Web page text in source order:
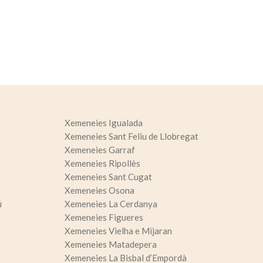
Xemeneies Igualada
Xemeneies Sant Feliu de Llobregat
Xemeneies Garraf
Xemeneies Ripollès
Xemeneies Sant Cugat
Xemeneies Osona
Xemeneies La Cerdanya
Xemeneies Figueres
Xemeneies Vielha e Mijaran
Xemeneies Matadepera
Xemeneies La Bisbal d’Empordà
web.